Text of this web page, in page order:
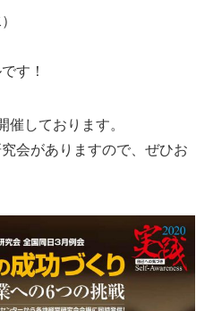
す！
しております。
会がありますので、ぜひお